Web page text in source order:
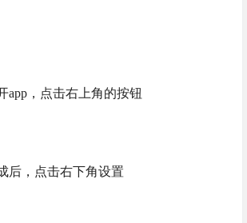
app，点击右上角的按钮
后，点击右下角设置